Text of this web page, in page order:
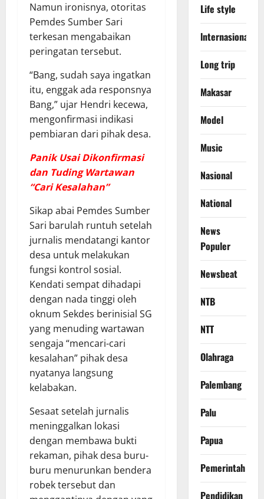
​Namun ironisnya, otoritas
Pemdes Sumber Sari
terkesan mengabaikan
peringatan tersebut.
“Bang, sudah saya ingatkan
itu, enggak ada responsnya
Bang,” ujar Hendri kecewa,
mengonfirmasi indikasi
pembiaran dari pihak desa.
Panik Usai Dikonfirmasi
dan Tuding Wartawan
“Cari Kesalahan”
​Sikap abai Pemdes Sumber
Sari barulah runtuh setelah
jurnalis mendatangi kantor
desa untuk melakukan
fungsi kontrol sosial.
Kendati sempat dihadapi
dengan nada tinggi oleh
oknum Sekdes berinisial SG
yang menuding wartawan
sengaja “mencari-cari
kesalahan” pihak desa
nyatanya langsung
kelabakan.
​Sesaat setelah jurnalis
meninggalkan lokasi
dengan membawa bukti
rekaman, pihak desa buru-
buru menurunkan bendera
robek tersebut dan
Life style
lnternasional
Long trip
Makasar
Model
Music
Nasional
National
News
Populer
Newsbeat
NTB
NTT
Olahraga
Palembang
Palu
Papua
Pemerintah
Pendidikan